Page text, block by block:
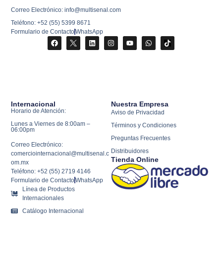
Nuestra Empresa
Aviso de Privacidad
Términos y Condiciones
Preguntas Frecuentes
Distribuidores
Tienda Online
Internacional
Horario de Atención:
Lunes a Viernes de 8:00am –
06:00pm
Correo Electrónico:
comerciointernacional@multisenal.c
om.mx
Teléfono: +52 (55) 2719 4146
Formulario de ContactoWhatsApp
Línea de Productos
Internacionales
Catálogo Internacional
Correo Electrónico: info@multisenal.com
Teléfono: +52 (55) 5399 8671
Formulario de ContactoWhatsApp